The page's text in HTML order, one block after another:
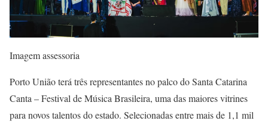
Imagem assessoria
Porto União terá três representantes no palco do Santa Catarina
Canta – Festival de Música Brasileira, uma das maiores vitrines
para novos talentos do estado. Selecionadas entre mais de 1,1 mil